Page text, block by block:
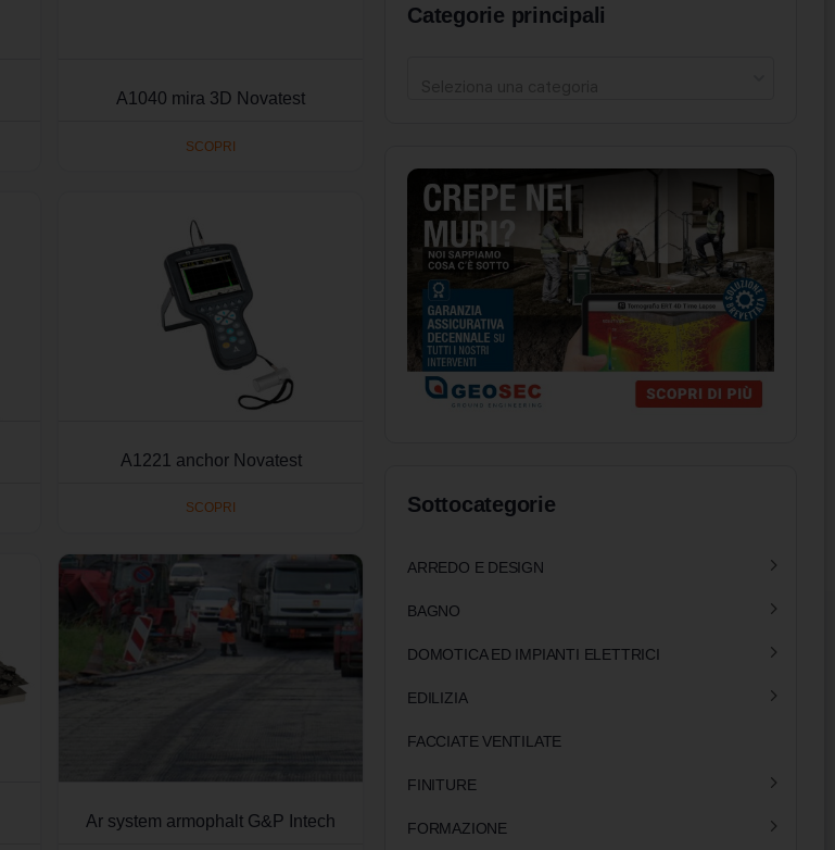
A1040 mira 3D Novatest
SCOPRI
A1221 anchor Novatest
SCOPRI
Ar system armophalt G&P Intech
Categorie principali
Sottocategorie
ARREDO E DESIGN
BAGNO
DOMOTICA ED IMPIANTI ELETTRICI
EDILIZIA
FACCIATE VENTILATE
FINITURE
FORMAZIONE